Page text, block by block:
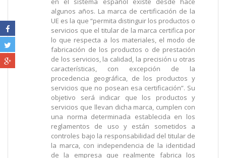
algunos años. La marca de certificación de la
UE es la que “permita distinguir los productos o
servicios que el titular de la marca certifica por
lo que respecta a los materiales, el modo de
fabricación de los productos o de prestación
de los servicios, la calidad, la precisión u otras
características, con excepción de la
procedencia geográfica, de los productos y
servicios que no posean esa certificación”. Su
objetivo será indicar que los productos y
servicios que llevan dicha marca, cumplen con
una norma determinada establecida en los
reglamentos de uso y están sometidos a
controles bajo la responsabilidad del titular de
la marca, con independencia de la identidad
de la empresa que realmente fabrica los